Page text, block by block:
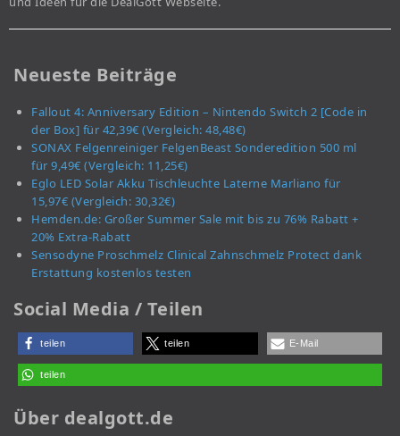
Neueste Beiträge
Fallout 4: Anniversary Edition – Nintendo Switch 2 [Code in
der Box] für 42,39€ (Vergleich: 48,48€)
SONAX Felgenreiniger FelgenBeast Sonderedition 500 ml
für 9,49€ (Vergleich: 11,25€)
Eglo LED Solar Akku Tischleuchte Laterne Marliano für
15,97€ (Vergleich: 30,32€)
Hemden.de: Großer Summer Sale mit bis zu 76% Rabatt +
20% Extra-Rabatt
Sensodyne Proschmelz Clinical Zahnschmelz Protect dank
Erstattung kostenlos testen
Social Media / Teilen
teilen teilen E-Mail
teilen
Über dealgott.de